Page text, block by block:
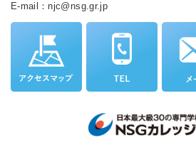
E-mail：njc@nsg.gr.jp